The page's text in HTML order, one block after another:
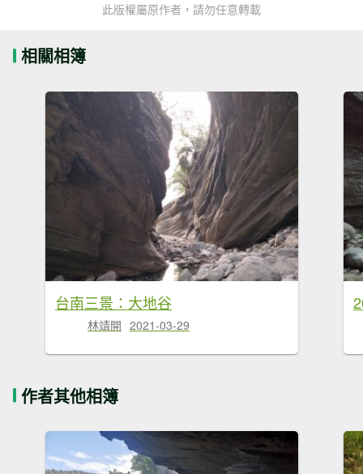
此版權屬原作者，請勿任意轉載
相關相簿
台南三景：大地谷
林靖開 2021-03-29
作者其他相簿